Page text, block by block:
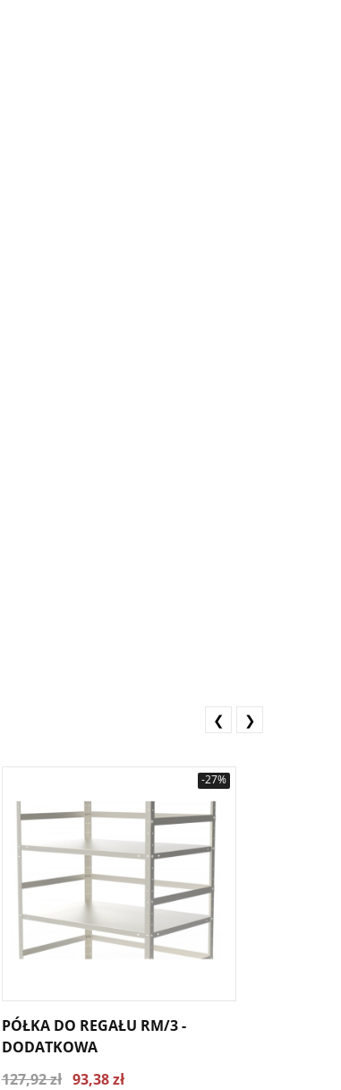
-27%
PÓŁKA DO REGAŁU RM/3 -
DODATKOWA
127,92 zł 93,38 zł
❮ ❯